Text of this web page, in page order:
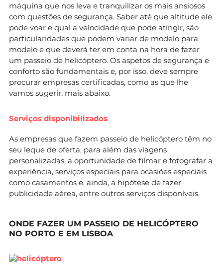
máquina que nos leva e tranquilizar os mais ansiosos
com questões de segurança. Saber até que altitude ele
pode voar e qual a velocidade que pode atingir, são
particularidades que podem variar de modelo para
modelo e que deverá ter em conta na hora de fazer
um passeio de helicóptero. Os aspetos de segurança e
conforto são fundamentais e, por isso, deve sempre
procurar empresas certificadas, como as que lhe
vamos sugerir, mais abaixo.
Serviços disponibilizados
As empresas que fazem passeio de helicóptero têm no
seu leque de oferta, para além das viagens
personalizadas, a oportunidade de filmar e fotografar a
experiência, serviços especiais para ocasiões especiais
como casamentos e, ainda, a hipótese de fazer
publicidade aérea, entre outros serviços disponíveis.
ONDE FAZER UM PASSEIO DE HELICÓPTERO
NO PORTO E EM LISBOA